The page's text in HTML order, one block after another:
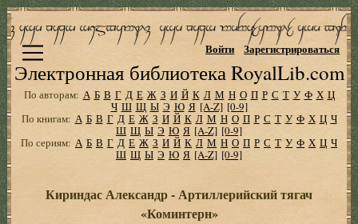
Электронная библиотека RoyalLib.com
Войти Зарегистрироваться
По авторам: А Б В Г Д Е Ж З И Й К Л М Н О П Р С Т У Ф Х Ц
Ч Ш Щ Ы Э Ю Я [A-Z] [0-9]
По книгам: А Б В Г Д Е Ж З И Й К Л М Н О П Р С Т У Ф Х Ц Ч
Ш Щ Ы Э Ю Я [A-Z] [0-9]
По сериям: А Б В Г Д Е Ж З И Й К Л М Н О П Р С Т У Ф Х Ц Ч
Ш Щ Ы Э Ю Я [A-Z] [0-9]
Кириндас Александр - Артиллерийский тягач
«Коминтерн»